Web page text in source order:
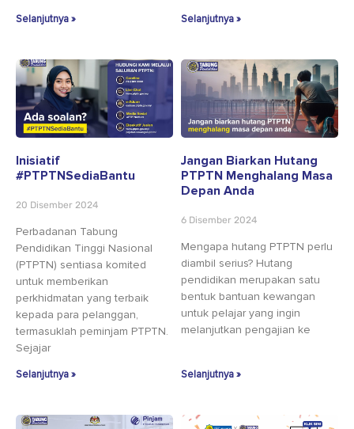
Selanjutnya » Selanjutnya »
Inisiatif
#PTPTNSediaBantu
20 Disember 2024
Perbadanan Tabung
Pendidikan Tinggi Nasional
(PTPTN) sentiasa komited
untuk memberikan
perkhidmatan yang terbaik
kepada para pelanggan,
termasuklah peminjam PTPTN.
Sejajar
Selanjutnya »
Jangan Biarkan Hutang
PTPTN Menghalang Masa
Depan Anda
6 Disember 2024
Mengapa hutang PTPTN perlu
diambil serius? Hutang
pendidikan merupakan satu
bentuk bantuan kewangan
untuk pelajar yang ingin
melanjutkan pengajian ke
Selanjutnya »